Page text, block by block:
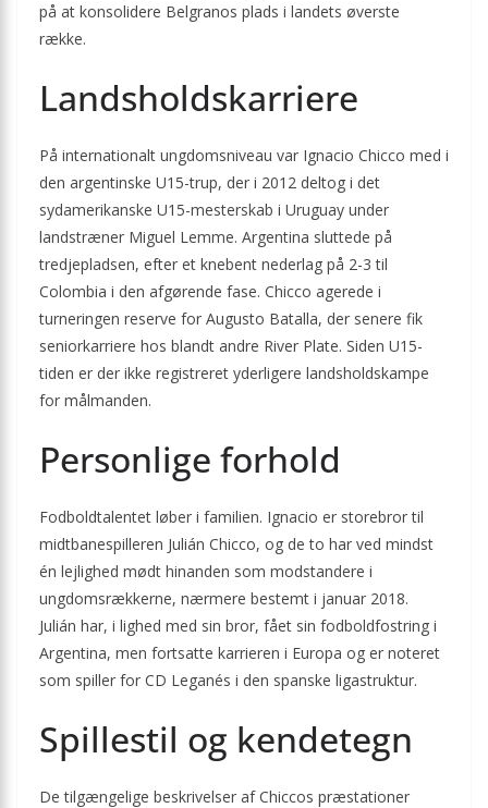
på at konsolidere Belgranos plads i landets øverste
række.
Landsholdskarriere
På internationalt ungdomsniveau var Ignacio Chicco med i
den argentinske U15-trup, der i 2012 deltog i det
sydamerikanske U15-mesterskab i Uruguay under
landstræner Miguel Lemme. Argentina sluttede på
tredjepladsen, efter et knebent nederlag på 2-3 til
Colombia i den afgørende fase. Chicco agerede i
turneringen reserve for Augusto Batalla, der senere fik
seniorkarriere hos blandt andre River Plate. Siden U15-
tiden er der ikke registreret yderligere landsholdskampe
for målmanden.
Personlige forhold
Fodboldtalentet løber i familien. Ignacio er storebror til
midtbanespilleren Julián Chicco, og de to har ved mindst
én lejlighed mødt hinanden som modstandere i
ungdomsrækkerne, nærmere bestemt i januar 2018.
Julián har, i lighed med sin bror, fået sin fodboldfostring i
Argentina, men fortsatte karrieren i Europa og er noteret
som spiller for CD Leganés i den spanske ligastruktur.
Spillestil og kendetegn
De tilgængelige beskrivelser af Chiccos præstationer